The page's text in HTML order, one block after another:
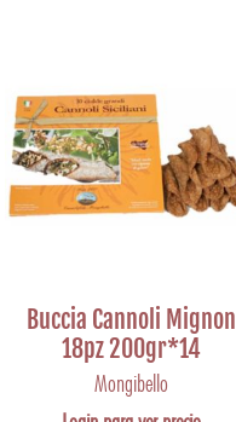
Buccia Cannoli Mignon
18pz 200gr*14
Mongibello